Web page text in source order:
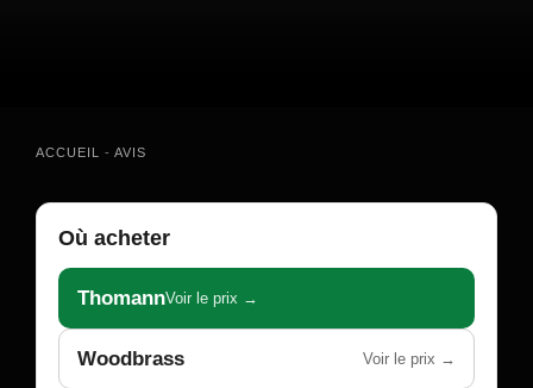
ACCUEIL - AVIS
Où acheter
ThomannVoir le prix →
Woodbrass Voir le prix →